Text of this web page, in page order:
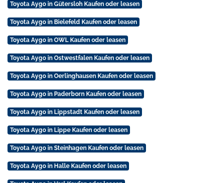
Toyota Aygo in Gütersloh Kaufen oder leasen
Toyota Aygo in Bielefeld Kaufen oder leasen
Toyota Aygo in OWL Kaufen oder leasen
Toyota Aygo in Ostwestfalen Kaufen oder leasen
Toyota Aygo in Oerlinghausen Kaufen oder leasen
Toyota Aygo in Paderborn Kaufen oder leasen
Toyota Aygo in Lippstadt Kaufen oder leasen
Toyota Aygo in Lippe Kaufen oder leasen
Toyota Aygo in Steinhagen Kaufen oder leasen
Toyota Aygo in Halle Kaufen oder leasen